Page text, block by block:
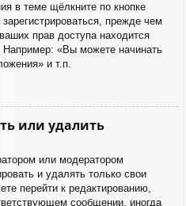
в теме щёлкните по кнопке
прежде чем
прав доступа находится
«Вы можете начинать
и т.п.
или удалить
или модератором
и удалять только свои
перейти к редактированию,
сообщении, иногда